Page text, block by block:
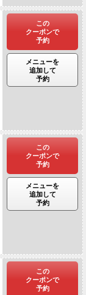
この
クーポンで
予約
メニューを
追加して
予約
この
クーポンで
予約
メニューを
追加して
予約
この
クーポンで
予約